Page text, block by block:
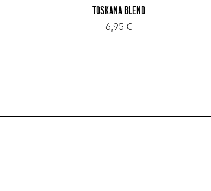
TOSKANA BLEND
6,95 €